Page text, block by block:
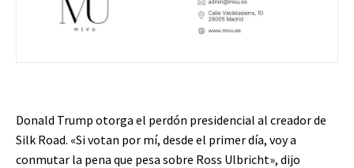
Donald Trump otorga el perdón presidencial al creador de
Silk Road. «Si votan por mí, desde el primer día, voy a
conmutar la pena que pesa sobre Ross Ulbricht», dijo